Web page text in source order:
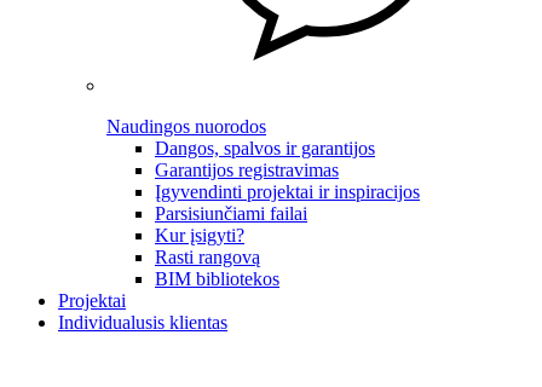
Naudingos nuorodos
Dangos, spalvos ir garantijos
Garantijos registravimas
Įgyvendinti projektai ir inspiracijos
Parsisiunčiami failai
Kur įsigyti?
Rasti rangovą
BIM bibliotekos
Projektai
Individualusis klientas